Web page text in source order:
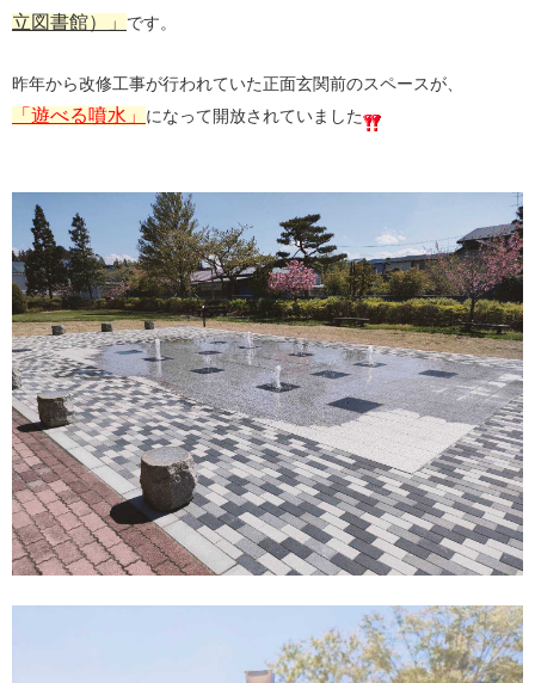
立図書館）」​ ​です。
昨年から改修工事が行われていた正面玄関前のスペースが、
「遊べる噴水」 になって開放されていました